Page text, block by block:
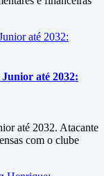
até 2032:
até 2032. Atacante
com o clube